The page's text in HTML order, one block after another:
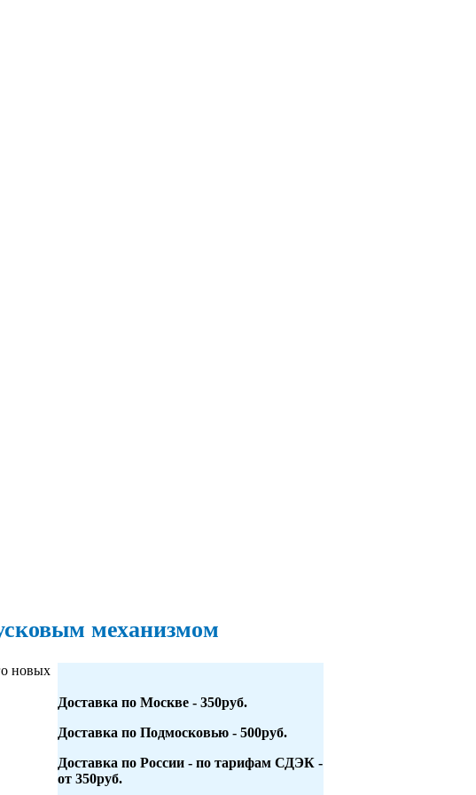
механизмом
Доставка по Москве - 350руб.
Доставка по Подмосковью - 500руб.
Доставка по России - по тарифам СДЭК -
от 350руб.
новых